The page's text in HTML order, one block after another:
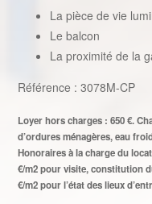
La pièce de vie
Le balcon
La proximité de la
Référence : 3078M-CP
Loyer hors charges : 650 €.
d’ordures ménagères, eau
Honoraires à la charge du
€/m2 pour visite, constitution
€/m2 pour l’état des lieux